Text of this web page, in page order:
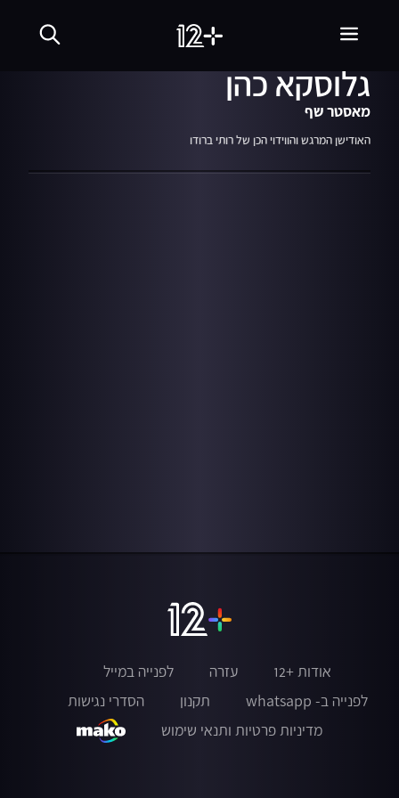
פרק 5
האודישן של רויטל
גלוסקא כהן
מאסטר שף
האודישן המרגש והווידוי הכן של רותי ברודו
אודות +12 עזרה
לפנייה במייל
לפנייה ב- whatsapp
תקנון
הסדרי נגישות
מדיניות פרטיות ותנאי שימוש